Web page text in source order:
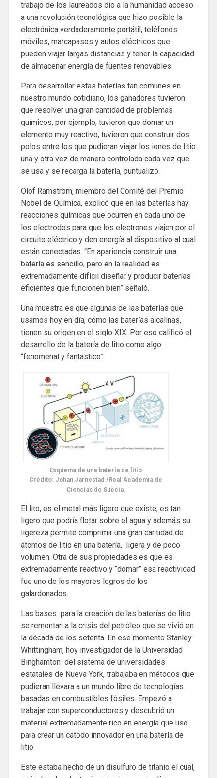
trabajo de los laureados dio a la humanidad acceso
a una revolución tecnológica que hizo posible la
electrónica verdaderamente portátil, teléfonos
móviles, marcapasos y autos eléctricos que
pueden viajar largas distancias y tener la capacidad
de almacenar energía de fuentes renovables.
Para desarrollar estas baterías tan comunes en
nuestro mundo cotidiano, los ganadores tuvieron
que resolver una gran cantidad de problemas
químicos, por ejemplo, tuvieron que domar un
elemento muy reactivo, tuvieron que construir dos
polos entre los que pudieran viajar los iones de litio
una y otra vez de manera controlada cada vez que
se usa y se recarga la batería, puntualizó.
Olof Ramström, miembro del Comité del Premio
Nobel de Química, explicó que en las baterías hay
reacciones químicas que ocurren en cada uno de
los electrodos para que los electrones viajen por el
circuito eléctrico y den energía al dispositivo al cual
están conectadas. “En apariencia construir una
batería es sencillo, pero en la realidad es
extremadamente difícil diseñar y producir baterías
eficientes que funcionen bien” señaló.
Una muestra es que algunas de las baterías que
usamos hoy en día, como las baterías alcalinas,
tienen su origen en el siglo XIX. Por eso calificó el
desarrollo de la batería de litio como algo
“fenomenal y fantástico”.
Esquema de una batería de litio
Crédito: Johan Jarnestad /Real Academia de
Ciencias de Suecia.
El lito, es el metal más ligero que existe, es tan
ligero que podría flotar sobre el agua y además su
ligereza permite comprimir una gran cantidad de
átomos de litio en una batería, ligera y de poco
volumen. Otra de sus propiedades es que es
extremadamente reactivo y “domar” esa reactividad
fue uno de los mayores logros de los
galardonados.
Las bases para la creación de las baterías de litio
se remontan a la crisis del petróleo que se vivió en
la década de los setenta. En ese momento Stanley
Whittingham, hoy investigador de la Universidad
Binghamton del sistema de universidades
estatales de Nueva York, trabajaba en métodos que
pudieran llevara a un mundo libre de tecnologías
basadas en combustibles fósiles. Empezó a
trabajar con superconductores y descubrió un
material extremadamente rico en energía que uso
para crear un cátodo innovador en una batería de
litio.
Este estaba hecho de un disulfuro de titanio el cual,